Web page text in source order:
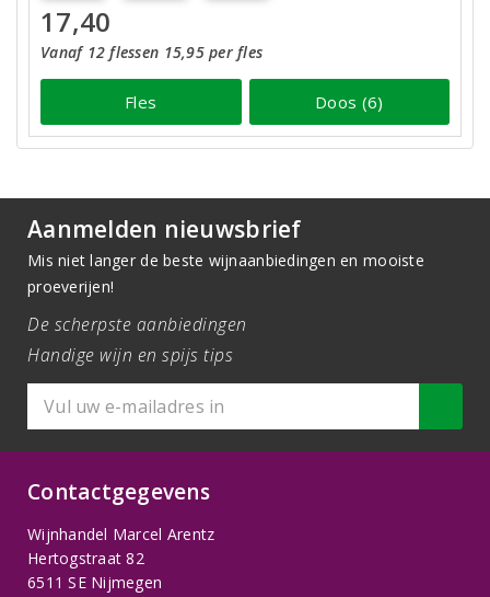
17,40
Vanaf 12 flessen 15,95 per fles
Fles Doos (6)
Aanmelden nieuwsbrief
Mis niet langer de beste wijnaanbiedingen en mooiste
proeverijen!
De scherpste aanbiedingen
Handige wijn en spijs tips
Contactgegevens
Wijnhandel Marcel Arentz
Hertogstraat 82
6511 SE Nijmegen